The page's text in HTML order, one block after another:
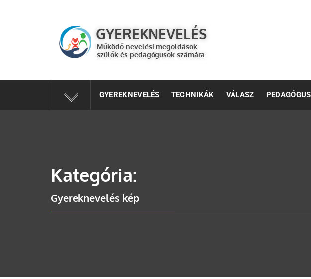
GYEREKNEVELÉS
GYEREKNEVELÉS
Működő nevelési megoldások
szülők és pedagógusok számára
GYEREKNEVELÉS TECHNIKÁK VÁLASZ PEDAGÓGUS
Kategória:
Gyereknevelés kép